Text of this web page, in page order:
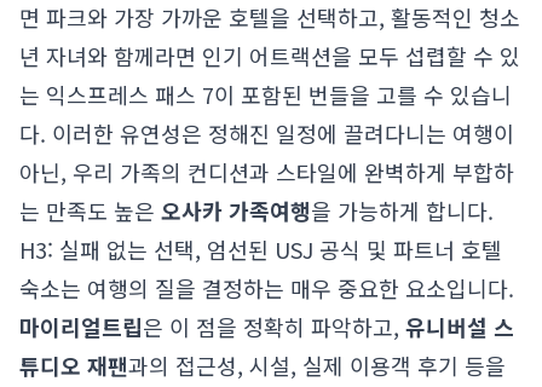
면 파크와 가장 가까운 호텔을 선택하고, 활동적인 청소
년 자녀와 함께라면 인기 어트랙션을 모두 섭렵할 수 있
는 익스프레스 패스 7이 포함된 번들을 고를 수 있습니
다. 이러한 유연성은 정해진 일정에 끌려다니는 여행이
아닌, 우리 가족의 컨디션과 스타일에 완벽하게 부합하
는 만족도 높은 오사카 가족여행을 가능하게 합니다.
H3: 실패 없는 선택, 엄선된 USJ 공식 및 파트너 호텔
숙소는 여행의 질을 결정하는 매우 중요한 요소입니다.
마이리얼트립은 이 점을 정확히 파악하고, 유니버설 스
튜디오 재팬과의 접근성, 시설, 실제 이용객 후기 등을